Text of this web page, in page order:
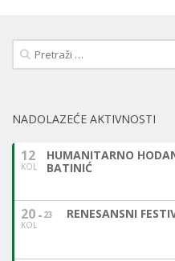
Pretraži:
NADOLAZEĆE AKTIVNOSTI
12
KOL
HUMANITARNO
BATINIĆ
20
KOL
23 RENESANSNI